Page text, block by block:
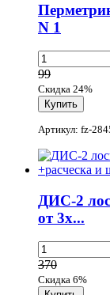
N 1
99
Скидка 24%
Артикул: fz-
ДИС-2
от 3х...
370
Скидка 6%